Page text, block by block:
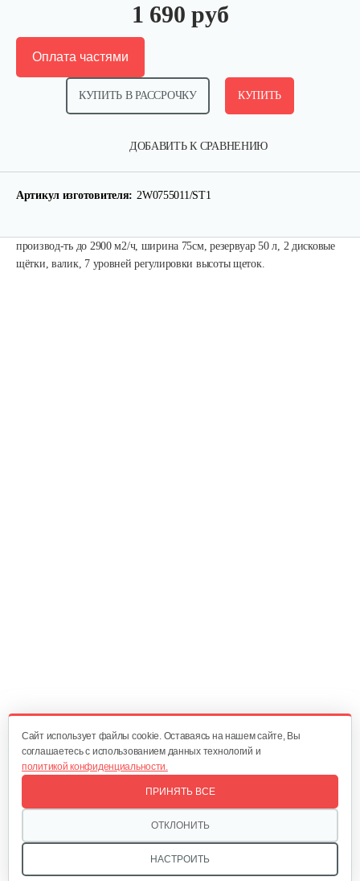
1 690 руб
ДОБАВИТЬ К СРАВНЕНИЮ
КУПИТЬ В РАССРОЧКУ КУПИТЬ
Оплата частями
Артикул изготовителя: 2W0755011/ST1
производ-ть до 2900 м2/ч, ширина 75см, резервуар 50 л, 2 дисковые
щётки, валик, 7 уровней регулировки высоты щеток.
Cайт использует файлы cookie. Оставаясь на нашем сайте, Вы
соглашаетесь с использованием данных технологий и
политикой конфиденциальности.
НАСТРОИТЬ
ОТКЛОНИТЬ
ПРИНЯТЬ ВСЕ